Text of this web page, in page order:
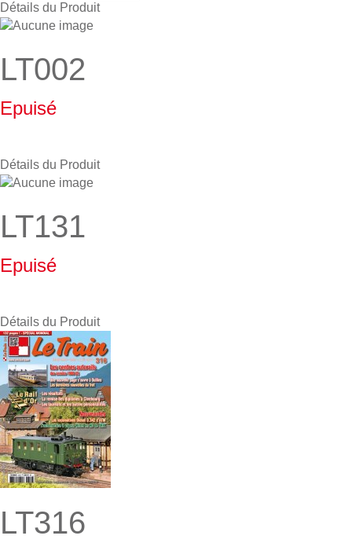
Détails du Produit
LT002
Epuisé
Détails du Produit
LT131
Epuisé
Détails du Produit
LT316